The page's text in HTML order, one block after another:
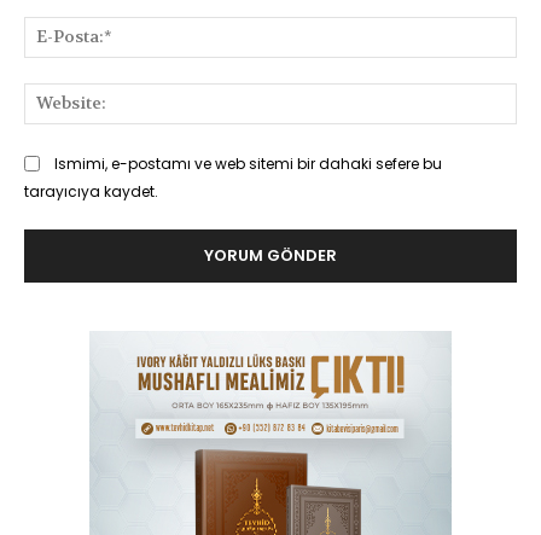
Ismimi, e-postamı ve web sitemi bir dahaki sefere bu
tarayıcıya kaydet.